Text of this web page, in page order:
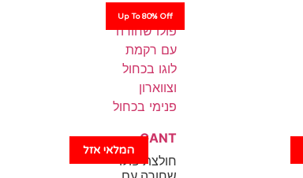
Up To 80% Off
המלאי אזל
GANT
חולצת פולו